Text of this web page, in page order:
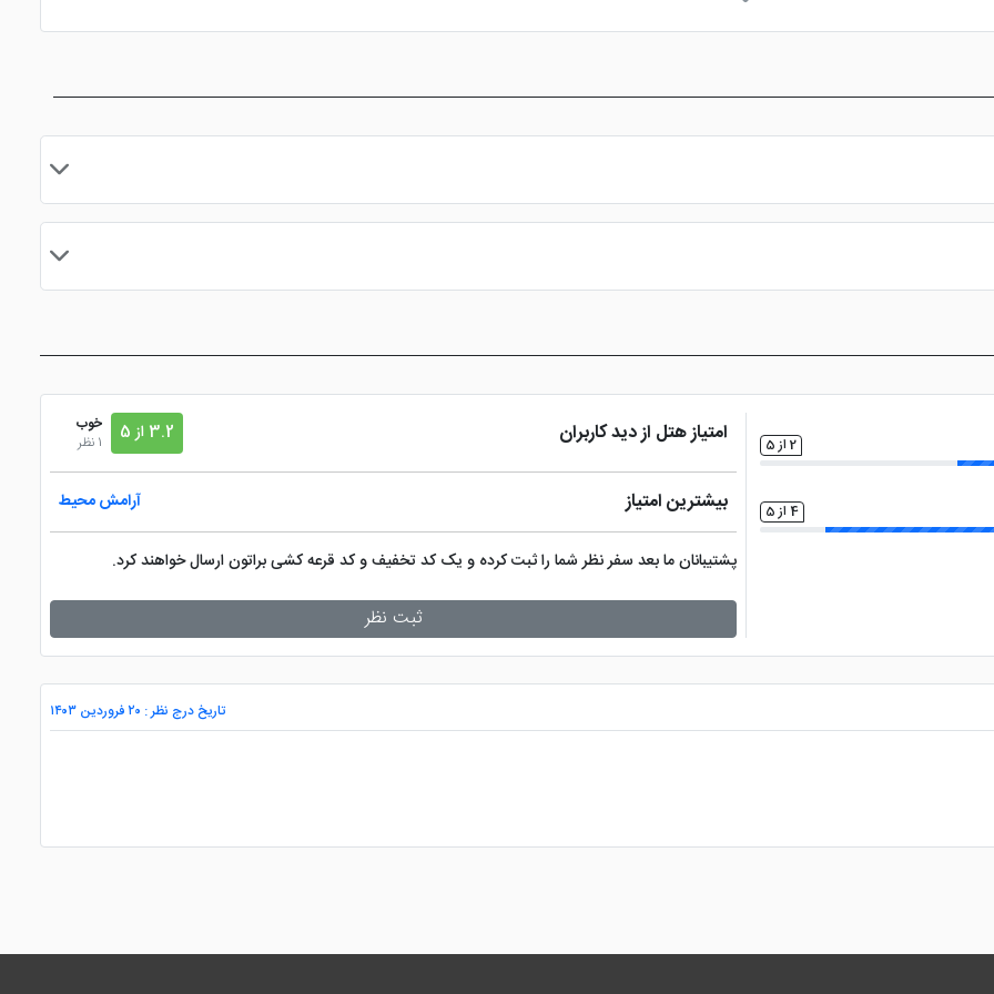
از پرداخت در درگاه بانکی، رزرو آنلاین خود را نهایی و واچر هتل را دریافت نمایید.
2 از 5
4 از 5
امتیاز هتل از دید کاربران 3.2 از 5
خوب
1 نظر
بیشترین امتیاز آرامش محیط
پشتیبانان ما بعد سفر نظر شما را ثبت کرده و یک کد تخفیف و کد قرعه کشی براتون ارسال خواهند کرد.
ثبت نظر
تاریخ درج نظر : ۲۰ فروردین ۱۴۰۳